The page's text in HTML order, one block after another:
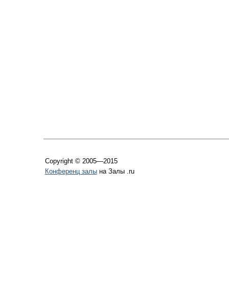
Copyright © 2005—2015
Конференц залына Залы .ru